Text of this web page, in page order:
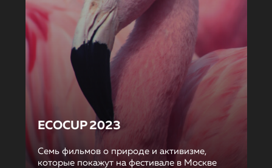
ECOCUP 2023
Семь фильмов о природе и активизме,
которые покажут на фестивале в Москве